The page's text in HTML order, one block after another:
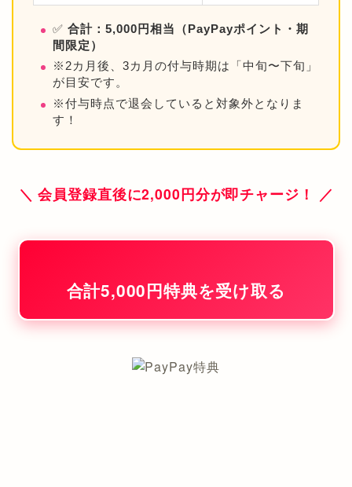
✅ 合計：5,000円相当（PayPayポイント・期
間限定）
※2カ月後、3カ月の付与時期は「中旬〜下旬」
が目安です。
※付与時点で退会していると対象外となりま
す！
＼ 会員登録直後に2,000円分が即チャージ！ ／
合計5,000円特典を受け取る